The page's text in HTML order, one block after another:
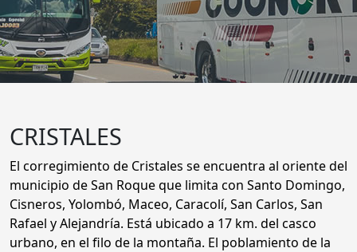
CRISTALES
El corregimiento de Cristales se encuentra al oriente del
municipio de San Roque que limita con Santo Domingo,
Cisneros, Yolombó, Maceo, Caracolí, San Carlos, San
Rafael y Alejandría. Está ubicado a 17 km. del casco
urbano, en el filo de la montaña. El poblamiento de la